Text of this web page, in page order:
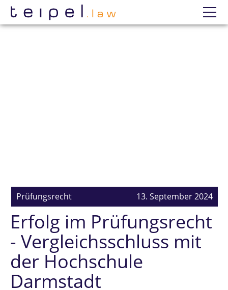
Datenschutzerklärung
13. September 2024
Prüfungsrecht
Erfolg im Prüfungsrecht
- Vergleichsschluss mit
der Hochschule
Darmstadt